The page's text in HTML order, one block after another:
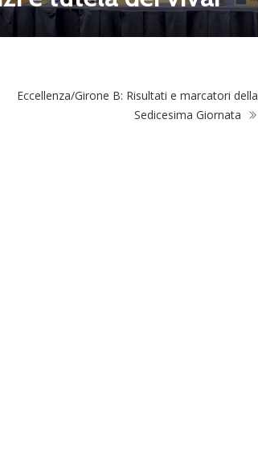
Eccellenza/Girone B: Risultati e marcatori della
Sedicesima Giornata